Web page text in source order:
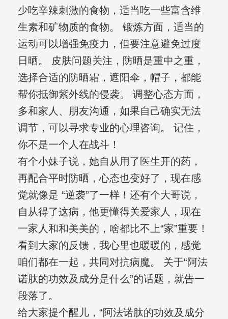
少吃辛辣刺激的食物，适当吃一些富含维
生素和矿物质的食物。 锻炼方面，适当的
运动可以增强免疫力，但要注意避免过度
日晒。 皮肤问题关注，防晒是重中之重，
选择合适的防晒霜，遮阳伞，帽子，都能
帮你抵御紫外线的侵袭。 调整心态方面，
多和家人、朋友沟通，如果自己确实无法
调节，可以寻求专业的心理咨询。 记住，
你不是一个人在战斗！
有个小妹子说，她自从用了医生开的药，
再配合平时防晒，心态也变好了，现在感
觉就像是 “逆袭”了一样！还有个大哥说，
自从得了这病，他更懂得关爱家人，现在
一家人和和美美的，啥都比不上“家”重要！
看到大家的反馈，我心里也暖暖的，感觉
咱们都在一起，共同对抗病魔。 关于“阿法
诺肽的功效及成分是什么”的话题，就告一
段落了。
给大家提个醒儿，“阿法诺肽的功效及成分